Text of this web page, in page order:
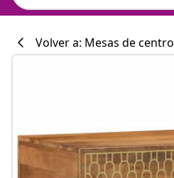
#sharemevidaxl
Volver a: Mesas de centro